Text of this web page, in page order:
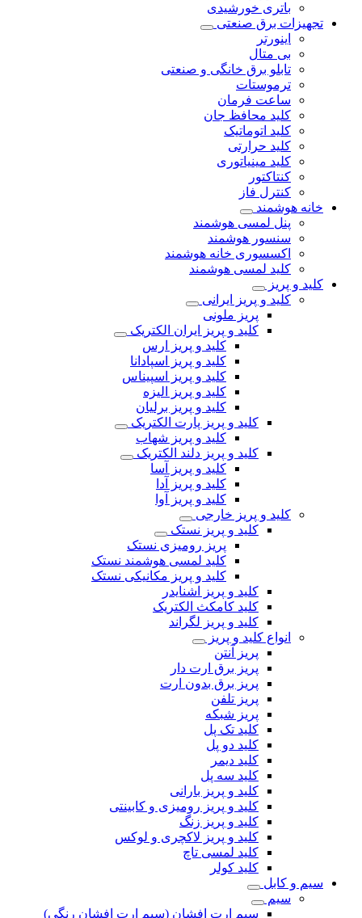
باتری خورشیدی
تجهیزات برق صنعتی
اینورتر
بی متال
تابلو برق خانگی و صنعتی
ترموستات
ساعت فرمان
کلید محافظ جان
کلید اتوماتیک
کلید حرارتی
کلید مینیاتوری
کنتاکتور
کنترل فاز
خانه هوشمند
پنل لمسی هوشمند
سنسور هوشمند
اکسسوری خانه هوشمند
کلید لمسی هوشمند
کلید و پریز
کلید و پریز ایرانی
پریز ملونی
کلید و پریز ایران الکتریک
کلید و پریز ارس
کلید و پریز اسپادانا
کلید و پریز اسپیناس
کلید و پریز الیزه
کلید و پریز برلیان
کلید و پریز پارت الکتریک
کلید و پریز شهاب
کلید و پریز دلند الکتریک
کلید و پریز آسا
کلید و پریز آدا
کلید و پریز آوا
کلید و پریز خارجی
کلید و پریز نستک
پریز رومیزی نستک
کلید لمسی هوشمند نستک
کلید و پریز مکانیکی نستک
کلید و پریز اشنایدر
کلید کامکث الکتریک
کلید و پریز لگراند
انواع کلید و پریز
پریز آنتن
پریز برق ارت دار
پریز برق بدون ارت
پریز تلفن
پریز شبکه
کلید تک پل
کلید دو پل
کلید دیمر
کلید سه پل
کلید و پریز بارانی
کلید و پریز رومیزی و کابینتی
کلید و پریز زنگ
کلید و پریز لاکچری و لوکس
کلید لمسی تاچ
کلید کولر
سیم و کابل
سیم
سیم ارت افشان (سیم ارت افشان رنگی)